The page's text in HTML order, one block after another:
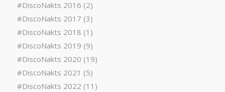
#DiscoNakts 2016 (2)
#DiscoNakts 2017 (3)
#DiscoNakts 2018 (1)
#DiscoNakts 2019 (9)
#DiscoNakts 2020 (19)
#DiscoNakts 2021 (5)
#DiscoNakts 2022 (11)